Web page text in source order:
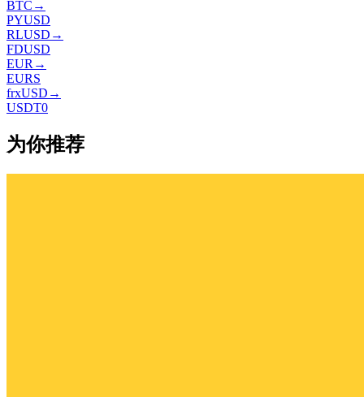
BTC →
PYUSD
RLUSD →
FDUSD
EUR →
EURS
frxUSD →
USDT0
为你推荐